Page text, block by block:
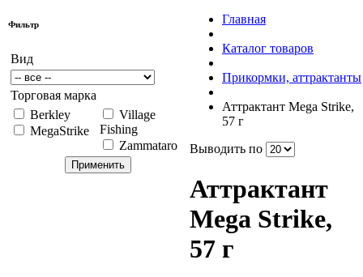
Фильтр
Вид
Торговая марка
Berkley
MegaStrike
Village
Fishing
Zammataro
Главная
Каталог товаров
Прикормки, аттрактанты
Аттрактант Mega Strike,
57 г
Выводить по
Аттрактант
Mega Strike,
57 г